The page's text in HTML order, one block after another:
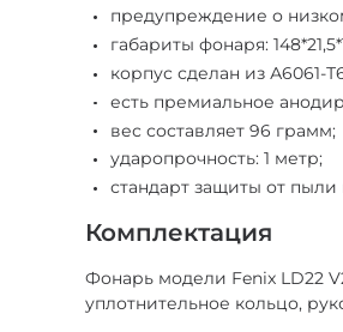
предупреждение о
габариты фонаря:
корпус сделан из А6061-
есть премиальное
вес составляет 96 грамм;
ударопрочность: 1 метр;
стандарт защиты от пыли
Комплектация
Фонарь модели Fenix LD22
уплотнительное кольцо,